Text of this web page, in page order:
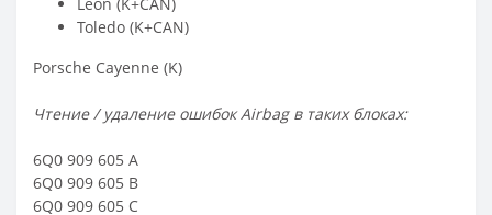
Toledo (K+CAN)
Porsche Cayenne (K)
Чтение / удаление ошибок Airbag в таких блоках:
6Q0 909 605 A
6Q0 909 605 B
6Q0 909 605 C